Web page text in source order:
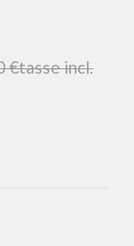
€tasse incl.